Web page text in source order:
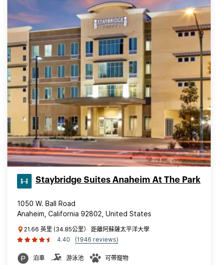
Staybridge Suites Anaheim At The Park
1050 W. Ball Road
Anaheim, California 92802, United States
21.66 英里 (34.85公里） 距離阿蘇薩太平洋大學
4.40
(1946 reviews)
泊車 游泳池 可帶寵物